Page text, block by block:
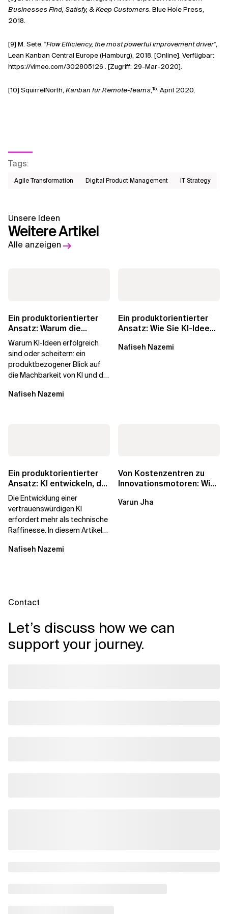
Businesses Find, Satisfy, & Keep Customers. Blue Hole Press,
2018.
[9] M. Sete, "Flow Efficiency, the most powerful improvement driver",
Lean Kanban Central Europe (Hamburg), 2018. [Online]. Verfügbar:
https://vimeo.com/302805126 . [Zugriff: 29-Mar-2020].
[10] SquirrelNorth, Kanban für Remote-Teams,15. April 2020,
Tags:
Agile Transformation Digital Product Management IT Strategy
Unsere Ideen
Weitere Artikel
Alle anzeigen
Ein produktorientierter
Ansatz: Warum die
Machbarkeit von KI
darüber...
Warum KI-Ideen erfolgreich
sind oder scheitern: ein
produktbezogener Blick auf
die Machbarkeit von KI und die
verarbeiten, und...
Nafiseh Nazemi
Ein produktorientierter
Ansatz: Wie Sie KI-Ideen
Geschäftswert...
Nafiseh Nazemi
Ein produktorientierter
Ansatz: KI entwickeln, der
die Menschen vertrauen
Die Entwicklung einer
vertrauenswürdigen KI
erfordert mehr als technische
Raffinesse. In diesem Artikel
Begehrlichkeit von KI...
Nafiseh Nazemi
Von Kostenzentren zu
Innovationsmotoren: Wie
umgeschrieben...
Varun Jha
Contact
Let’s discuss how we can
support your journey.